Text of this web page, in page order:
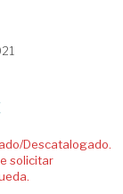
Descatalogado.
solicitar